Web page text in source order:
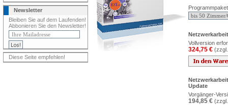
Newsletter
Bleiben Sie auf dem Laufenden!
Abbonieren Sie den Newsletter!
Diese Seite empfehlen!
Programmpaket
Vollversion
324,75 €
Update
Vorgänger-
194,85 €